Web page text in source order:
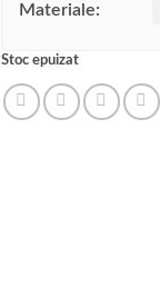
Materiale:
Stoc epuizat